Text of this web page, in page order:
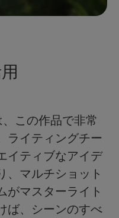
この作品で非常
ライティングチー
イティブなアイデ
、マルチショット
がマスターライト
ば、シーンのすべ